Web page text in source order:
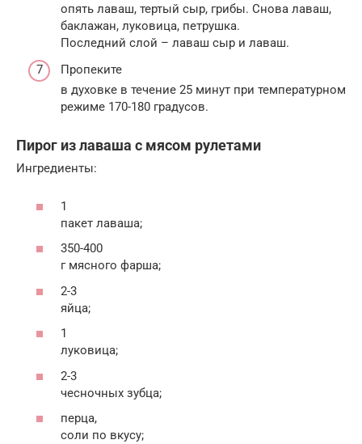
опять лаваш, тертый сыр, грибы. Снова лаваш,
баклажан, луковица, петрушка.
Последний слой – лаваш сыр и лаваш.
Пропеките
в духовке в течение 25 минут при температурном
режиме 170-180 градусов.
Пирог из лаваша с мясом рулетами
Ингредиенты:
1
пакет лаваша;
350-400
г мясного фарша;
2-3
яйца;
1
луковица;
2-3
чесночных зубца;
перца,
соли по вкусу;